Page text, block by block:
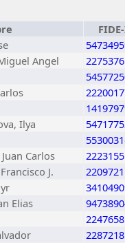
Angel
2275376
Ilya
Carlos
2223155
J.
2209721
Elias
2247658
2287218